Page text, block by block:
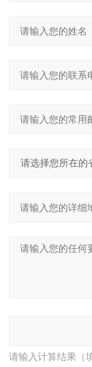
请输入计算结果（